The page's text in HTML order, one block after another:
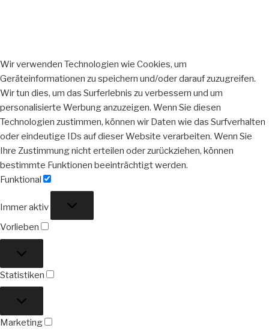
Wir verwenden Technologien wie Cookies, um
Geräteinformationen zu speichern und/oder darauf zuzugreifen.
Wir tun dies, um das Surferlebnis zu verbessern und um
personalisierte Werbung anzuzeigen. Wenn Sie diesen
Technologien zustimmen, können wir Daten wie das Surfverhalten
oder eindeutige IDs auf dieser Website verarbeiten. Wenn Sie
Ihre Zustimmung nicht erteilen oder zurückziehen, können
bestimmte Funktionen beeinträchtigt werden.
Funktional
Immer aktiv
Vorlieben
Statistiken
Marketing